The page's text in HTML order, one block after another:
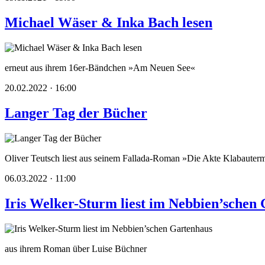
Michael Wäser & Inka Bach lesen
erneut aus ihrem 16er-Bändchen »Am Neuen See«
20.02.2022 · 16:00
Langer Tag der Bücher
Oliver Teutsch liest aus seinem Fallada-Roman »Die Akte
06.03.2022 · 11:00
Iris Welker-Sturm liest im Nebbien’schen
aus ihrem Roman über Luise Büchner